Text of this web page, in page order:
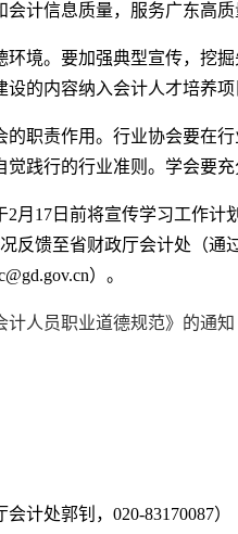
会计信息质量，服务广东高
。要加强典型宣传，挖掘
设的内容纳入会计人才培养
责作用。行业协会要在行
觉践行的行业准则。学会要
17日前将宣传学习工作计
反馈至省财政厅会计处（
）。
计人员职业道德规范》的通
处郭钊，020-83170087）